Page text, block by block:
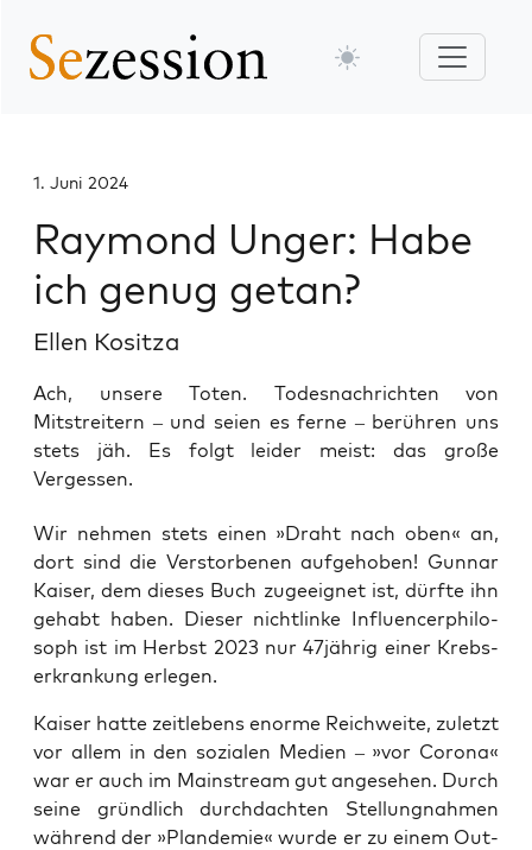
1. Juni 2024
Raymond Unger: Habe
ich genug getan?
Ellen Kositza
Ach, unsere Toten. Todesnachrichten von
Mitstreitern – und seien es ferne – berühren uns
stets jäh. Es folgt leider meist: das große
Vergessen.
Wir neh­men stets einen »Draht nach oben« an,
dort sind die Ver­stor­be­nen auf­ge­ho­ben! Gun­nar
Kai­ser, dem die­ses Buch zuge­eig­net ist, dürf­te ihn
gehabt haben. Die­ser nicht­lin­ke Influen­cer­phi­lo­
soph ist im Herbst 2023 nur 47jährig einer Krebs­
er­kran­kung erlegen.
Kai­ser hat­te zeit­le­bens enor­me Reich­wei­te, zuletzt
vor allem in den sozia­len Medi­en – »vor Coro­na«
war er auch im Main­stream gut ange­se­hen. Durch
sei­ne gründ­lich durch­dach­ten Stel­lung­nah­men
wäh­rend der »Plan­de­mie« wur­de er zu einem Out­